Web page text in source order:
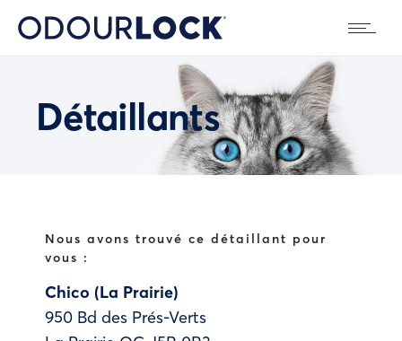
Détaillants
Nous avons trouvé ce détaillant pour
vous :
Chico (La Prairie)
950 Bd des Prés-Verts